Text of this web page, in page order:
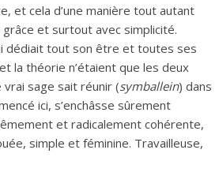
et cela d’une manière tout autant
et surtout avec simplicité.
dédiait tout son être et toutes ses
la théorie n’étaient que les deux
vrai sage sait réunir (symballein) dans
ici, s’enchâsse sûrement
et radicalement cohérente,
simple et féminine. Travailleuse,